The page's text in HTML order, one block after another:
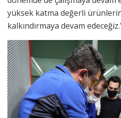
yüksek katma değerli
kalkındırmaya devam